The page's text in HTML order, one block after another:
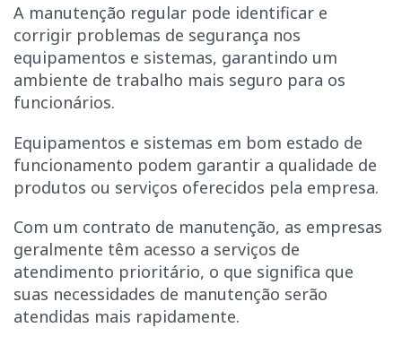
A manutenção regular pode identificar e
corrigir problemas de segurança nos
equipamentos e sistemas, garantindo um
ambiente de trabalho mais seguro para os
funcionários.
Equipamentos e sistemas em bom estado de
funcionamento podem garantir a qualidade de
produtos ou serviços oferecidos pela empresa.
Com um contrato de manutenção, as empresas
geralmente têm acesso a serviços de
atendimento prioritário, o que significa que
suas necessidades de manutenção serão
atendidas mais rapidamente.